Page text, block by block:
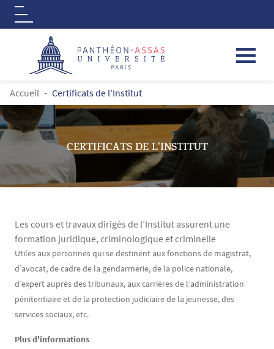
Aller au contenu principal
Logo
FIL D'ARIANE
Accueil Certificats de l'Institut
CERTIFICATS DE L'INSTITUT
Les cours et travaux dirigés de l’Institut assurent une
formation juridique, criminologique et criminelle
Contenu
Texte
Utiles aux personnes qui se destinent aux fonctions de magistrat,
d’avocat, de cadre de la gendarmerie, de la police nationale,
d’expert auprès des tribunaux, aux carrières de l’administration
pénitentiaire et de la protection judiciaire de la jeunesse, des
services sociaux, etc.
Plus d'informations